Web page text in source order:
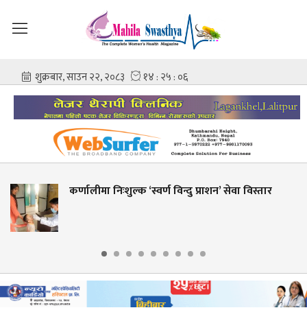
कर्णालीमा निःशुल्क ‘स्वर्ण विन्दु प्राशन’ सेवा विस्तार